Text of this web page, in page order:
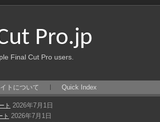
Pro.jp
Final Cut Pro users.
トについて Quick Index
ト 2026年7月1日
ト 2026年7月1日